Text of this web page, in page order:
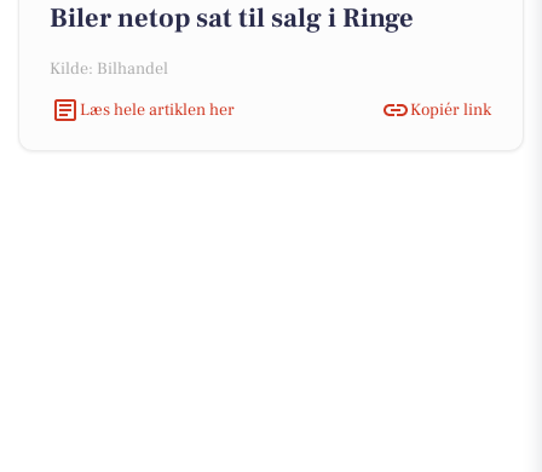
Biler netop sat til salg i Ringe
Kilde: Bilhandel
Læs hele artiklen her
Kopiér link